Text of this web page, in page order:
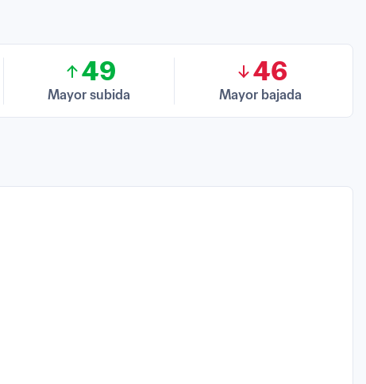
49
Mayor subida
46
Mayor bajada